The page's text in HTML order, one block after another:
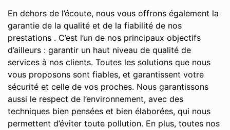
En dehors de l’écoute, nous vous offrons également la
garantie de la qualité et de la fiabilité de nos
prestations . C’est l’un de nos principaux objectifs
d’ailleurs : garantir un haut niveau de qualité de
services à nos clients. Toutes les solutions que nous
vous proposons sont fiables, et garantissent votre
sécurité et celle de vos proches. Nous garantissons
aussi le respect de l’environnement, avec des
techniques bien pensées et bien élaborées, qui nous
permettent d’éviter toute pollution. En plus, toutes nos